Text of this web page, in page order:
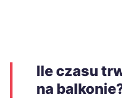
Ile czasu
na